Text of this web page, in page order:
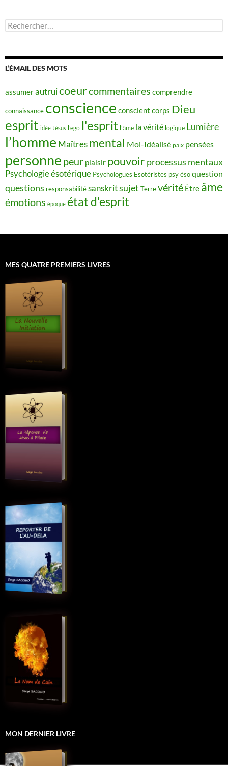
Rechercher :
L’ÉMAIL DES MOTS
assumerautruicoeurcommentaires comprendre
connaissance conscience conscient corps Dieu
esprit idée Jésus l'ego l'esprit l'âme la vérité logique Lumière
l’homme Maîtres mental Moi-Idéalisé paix pensées
personne peur plaisir pouvoirprocessus mentaux
Psychologie ésotérique Psychologues Esotéristes psy ésoquestion
questions responsabilitésanskritsujet Terrevérité Être âme
émotions époque état d'esprit
MES QUATRE PREMIERS LIVRES
MON DERNIER LIVRE